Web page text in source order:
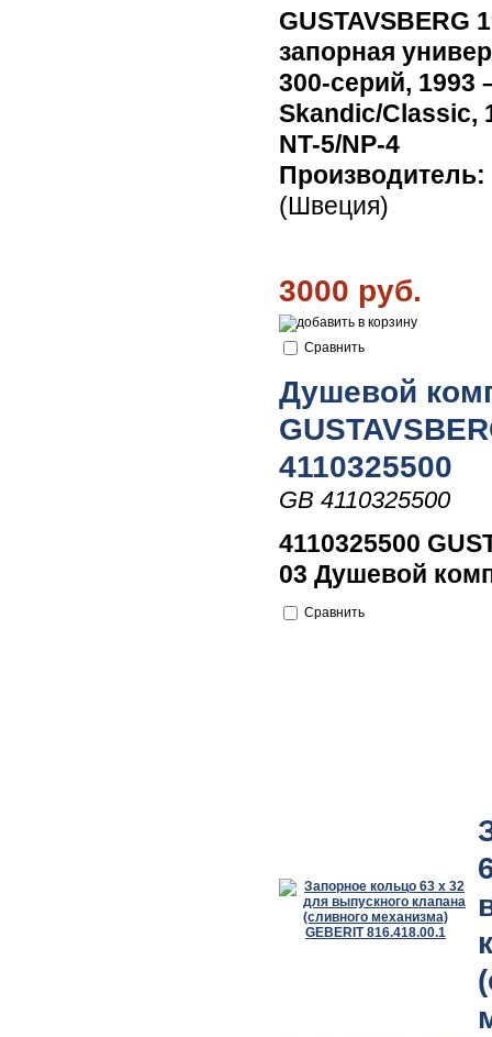
GUSTAVSBERG
запорная
300-серий, 1993
Skandic/Classic,
NT-5/NP-4
Производитель:
(Швеция)
3000 руб.
Сравнить
Душевой
4110325500
GB 4110325500
4110325500
03 Душевой
Сравнить